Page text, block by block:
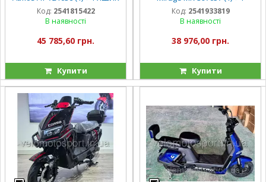
АКУМ, двигун 1500W,
акумулятор 72V/32Ah, в
коробці
Код: 2541815422
В наявності
45 785,60 грн.
Купити
ЯЩИК АКУМ, двигун 1000W,
акумулятор 72V/20Ah, в
коробці
Код: 2541933819
В наявності
38 976,00 грн.
Купити